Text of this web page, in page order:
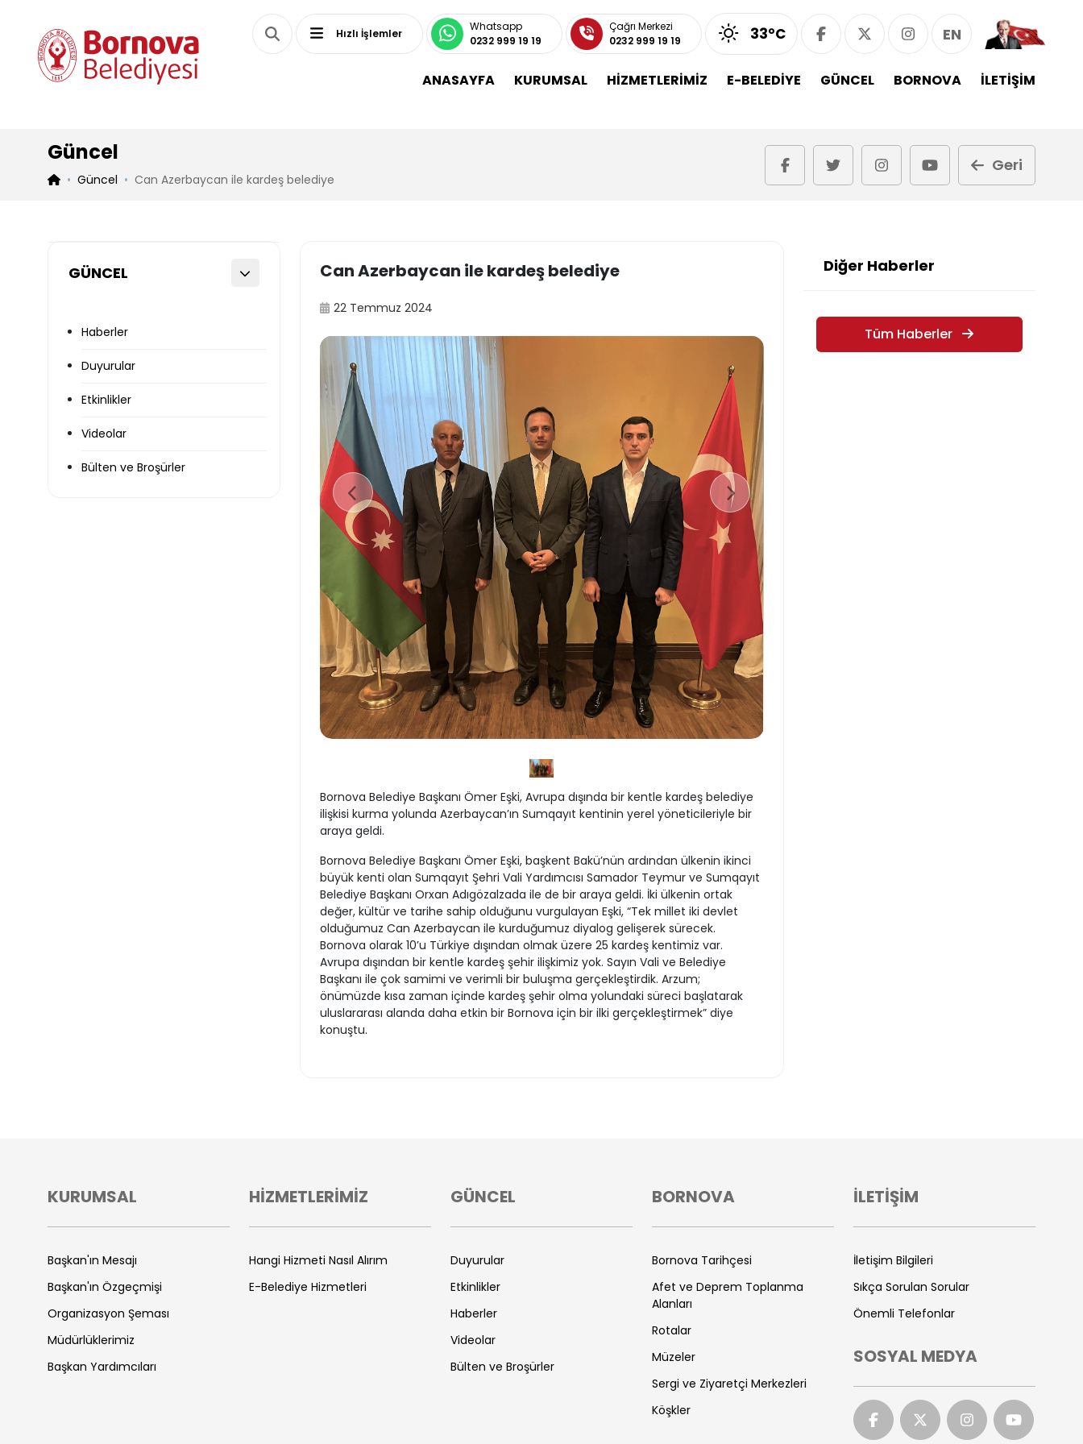
Hızlı İşlemler
Whatsapp
0232 999 19 19
Çağrı Merkezi
0232 999 19 19
33°C EN
ANASAYFA KURUMSAL HİZMETLERİMİZ E-BELEDİYE GÜNCEL BORNOVA İLETİŞİM
Güncel
Güncel Can Azerbaycan ile kardeş belediye
Geri
GÜNCEL
Haberler
Duyurular
Etkinlikler
Videolar
Bülten ve Broşürler
Can Azerbaycan ile kardeş belediye
22 Temmuz 2024
Bornova Belediye Başkanı Ömer Eşki, Avrupa dışında bir kentle kardeş belediye
ilişkisi kurma yolunda Azerbaycan’ın Sumqayıt kentinin yerel yöneticileriyle bir
araya geldi.
Bornova Belediye Başkanı Ömer Eşki, başkent Bakü’nün ardından ülkenin ikinci
büyük kenti olan Sumqayıt Şehri Vali Yardımcısı Samador Teymur ve Sumqayıt
Belediye Başkanı Orxan Adıgözalzada ile de bir araya geldi. İki ülkenin ortak
değer, kültür ve tarihe sahip olduğunu vurgulayan Eşki, “Tek millet iki devlet
olduğumuz Can Azerbaycan ile kurduğumuz diyalog gelişerek sürecek.
Bornova olarak 10’u Türkiye dışından olmak üzere 25 kardeş kentimiz var.
Avrupa dışından bir kentle kardeş şehir ilişkimiz yok. Sayın Vali ve Belediye
Başkanı ile çok samimi ve verimli bir buluşma gerçekleştirdik. Arzum;
önümüzde kısa zaman içinde kardeş şehir olma yolundaki süreci başlatarak
uluslararası alanda daha etkin bir Bornova için bir ilki gerçekleştirmek” diye
konuştu.
Diğer Haberler
Tüm Haberler
KURUMSAL
Başkan'ın Mesajı
Başkan'ın Özgeçmişi
Organizasyon Şeması
Müdürlüklerimiz
Başkan Yardımcıları
HİZMETLERİMİZ
Hangi Hizmeti Nasıl Alırım
E-Belediye Hizmetleri
GÜNCEL
Duyurular
Etkinlikler
Haberler
Videolar
Bülten ve Broşürler
BORNOVA
Bornova Tarihçesi
Afet ve Deprem Toplanma
Alanları
Rotalar
Müzeler
Sergi ve Ziyaretçi Merkezleri
Köşkler
İLETİŞİM
İletişim Bilgileri
Sıkça Sorulan Sorular
Önemli Telefonlar
SOSYAL MEDYA